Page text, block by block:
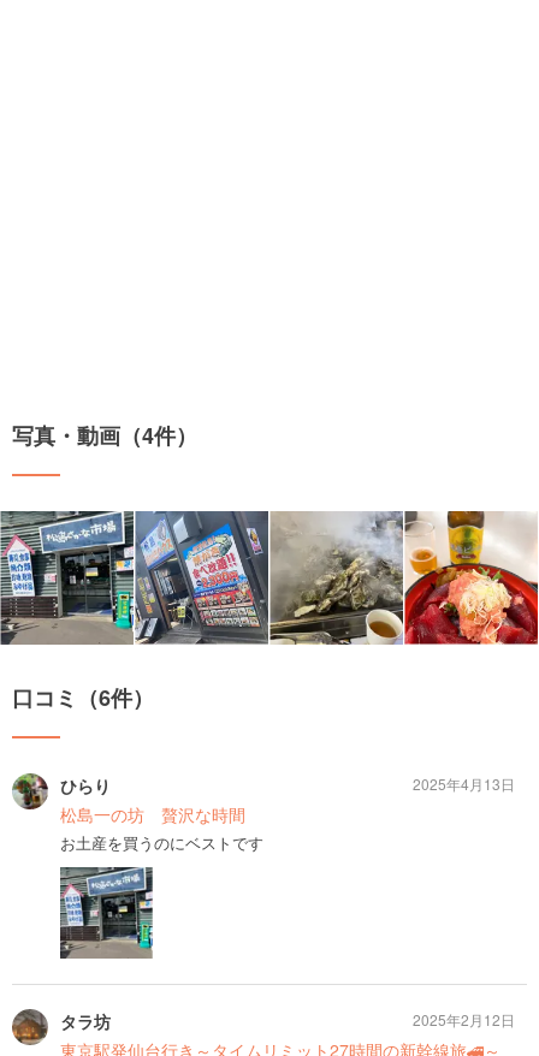
写真・動画（4件）
口コミ（6件）
ひらり
松島一の坊 贅沢な時間
お土産を買うのにベストです
2025年4月13日
タラ坊
東京駅発仙台行き～タイムリミット27時間の新幹線旅🚄～
2025年2月12日